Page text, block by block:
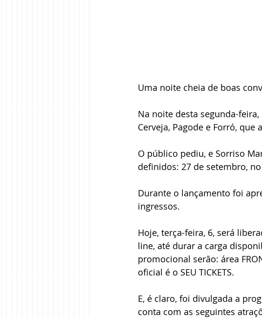
Uma noite cheia de boas
Na noite desta segunda-
Cerveja, Pagode e Forró,
O público pediu, e Sorriso
definidos: 27 de setembro,
Durante o lançamento foi
ingressos.
Hoje, terça-feira, 6, será
line, até durar a carga
promocional serão: área
oficial é o SEU TICKETS.
E, é claro, foi divulgada a
conta com as seguintes